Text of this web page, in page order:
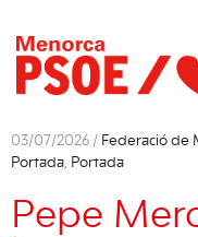
03/07/2026 / Federació de
Portada, Portada
Pepe